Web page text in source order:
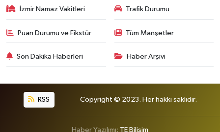
İzmir Namaz Vakitleri Trafik Durumu
Puan Durumu ve Fikstür Tüm Manşetler
Son Dakika Haberleri Haber Arşivi
RSS Copyright © 2023. Her hakkı saklıdır.
Haber Yazılımı: TE Bilişim